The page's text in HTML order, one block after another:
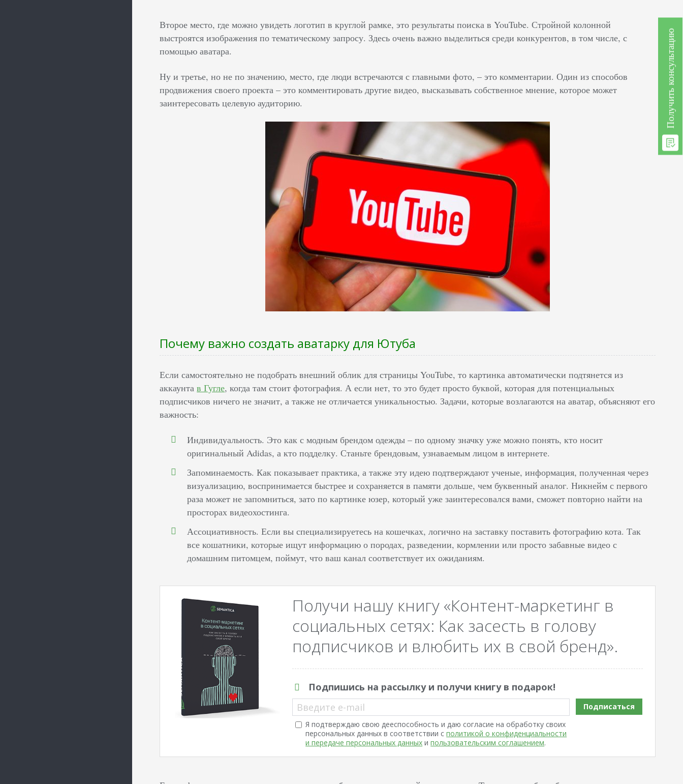
Второе место, где можно увидеть логотип в круглой рамке, это результаты поиска в YouTube. Стройной колонной
выстроятся изображения по тематическому запросу. Здесь очень важно выделиться среди конкурентов, в том числе, с
помощью аватара.
Ну и третье, но не по значению, место, где люди встречаются с главными фото, – это комментарии. Один из способов
продвижения своего проекта – это комментировать другие видео, высказывать собственное мнение, которое может
заинтересовать целевую аудиторию.
Почему важно создать аватарку для Ютуба
Если самостоятельно не подобрать внешний облик для страницы YouTube, то картинка автоматически подтянется из
аккаунтав Гугле, когда там стоит фотография. А если нет, то это будет просто буквой, которая для потенциальных
подписчиков ничего не значит, а также не отличается уникальностью. Задачи, которые возлагаются на аватар, объясняют его
важность:
Индивидуальность. Это как с модным брендом одежды – по одному значку уже можно понять, кто носит
оригинальный Adidas, а кто подделку. Станьте брендовым, узнаваемым лицом в интернете.
Запоминаемость. Как показывает практика, а также эту идею подтверждают ученые, информация, полученная через
визуализацию, воспринимается быстрее и сохраняется в памяти дольше, чем буквенный аналог. Никнейм с первого
раза может не запомниться, зато по картинке юзер, который уже заинтересовался вами, сможет повторно найти на
просторах видеохостинга.
Ассоциативность. Если вы специализируетесь на кошечках, логично на заставку поставить фотографию кота. Так
все кошатники, которые ищут информацию о породах, разведении, кормлении или просто забавные видео с
домашним питомцем, поймут, что ваш канал соответствует их ожиданиям.
Получи нашу книгу «Контент-маркетинг в
социальных сетях: Как засесть в голову
подписчиков и влюбить их в свой бренд».
Подпишись на рассылку и получи книгу в подарок!
Введите e-mail
Я подтверждаю свою дееспособность и даю согласие на обработку своих
персональных данных в соответствии сполитикой о конфиденциальности
и передаче персональных данных ипользовательским соглашением.
Подписаться
Получить консультацию